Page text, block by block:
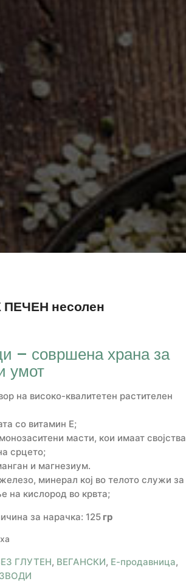
несолен
– совршена храна за
умот
на високо-квалитетен растителен
со витамин Е;
масти, кои имаат својства
срцето;
и магнезиум.
минерал кој во телото служи за
на кислород во крвта;
за нарачка: 125гр
ГЛУТЕН, ВЕГАНСКИ, Е-продавница,